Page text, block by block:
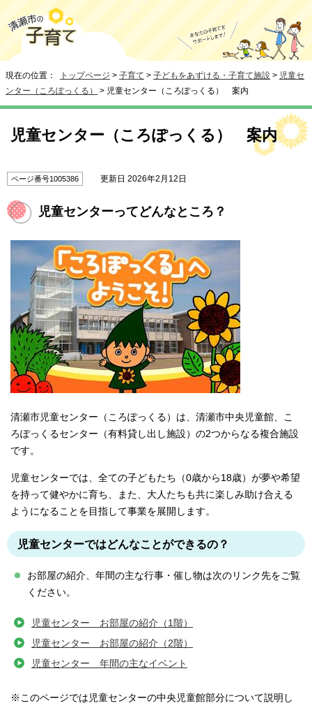
現在の位置： トップページ > 子育て > 子どもをあずける・子育て施設 > 児童セ
ンター（ころぽっくる）
> 児童センター（ころぽっくる） 案内
児童センター（ころぽっくる） 案内
ページ番号1005386 更新日 2026年2月12日
児童センターってどんなところ？
清瀬市児童センター（ころぽっくる）は、清瀬市中央児童館、こ
ろぽっくるセンター（有料貸し出し施設）の2つからなる複合施設
です。
児童センターでは、全ての子どもたち（0歳から18歳）が夢や希望
を持って健やかに育ち、また、大人たちも共に楽しみ助け合える
ようになることを目指して事業を展開します。
児童センターではどんなことができるの？
お部屋の紹介、年間の主な行事・催し物は次のリンク先をご覧
ください。
児童センター お部屋の紹介（1階）
児童センター お部屋の紹介（2階）
児童センター 年間の主なイベント
※このページでは児童センターの中央児童館部分について説明し